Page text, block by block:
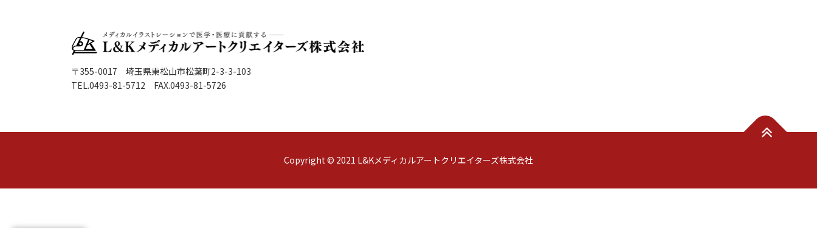
〒355-0017 埼玉県東松山市松葉町2-3-3-103
TEL.0493-81-5712 FAX.0493-81-5726
Copyright © 2021 L&Kメディカルアートクリエイターズ株式会社